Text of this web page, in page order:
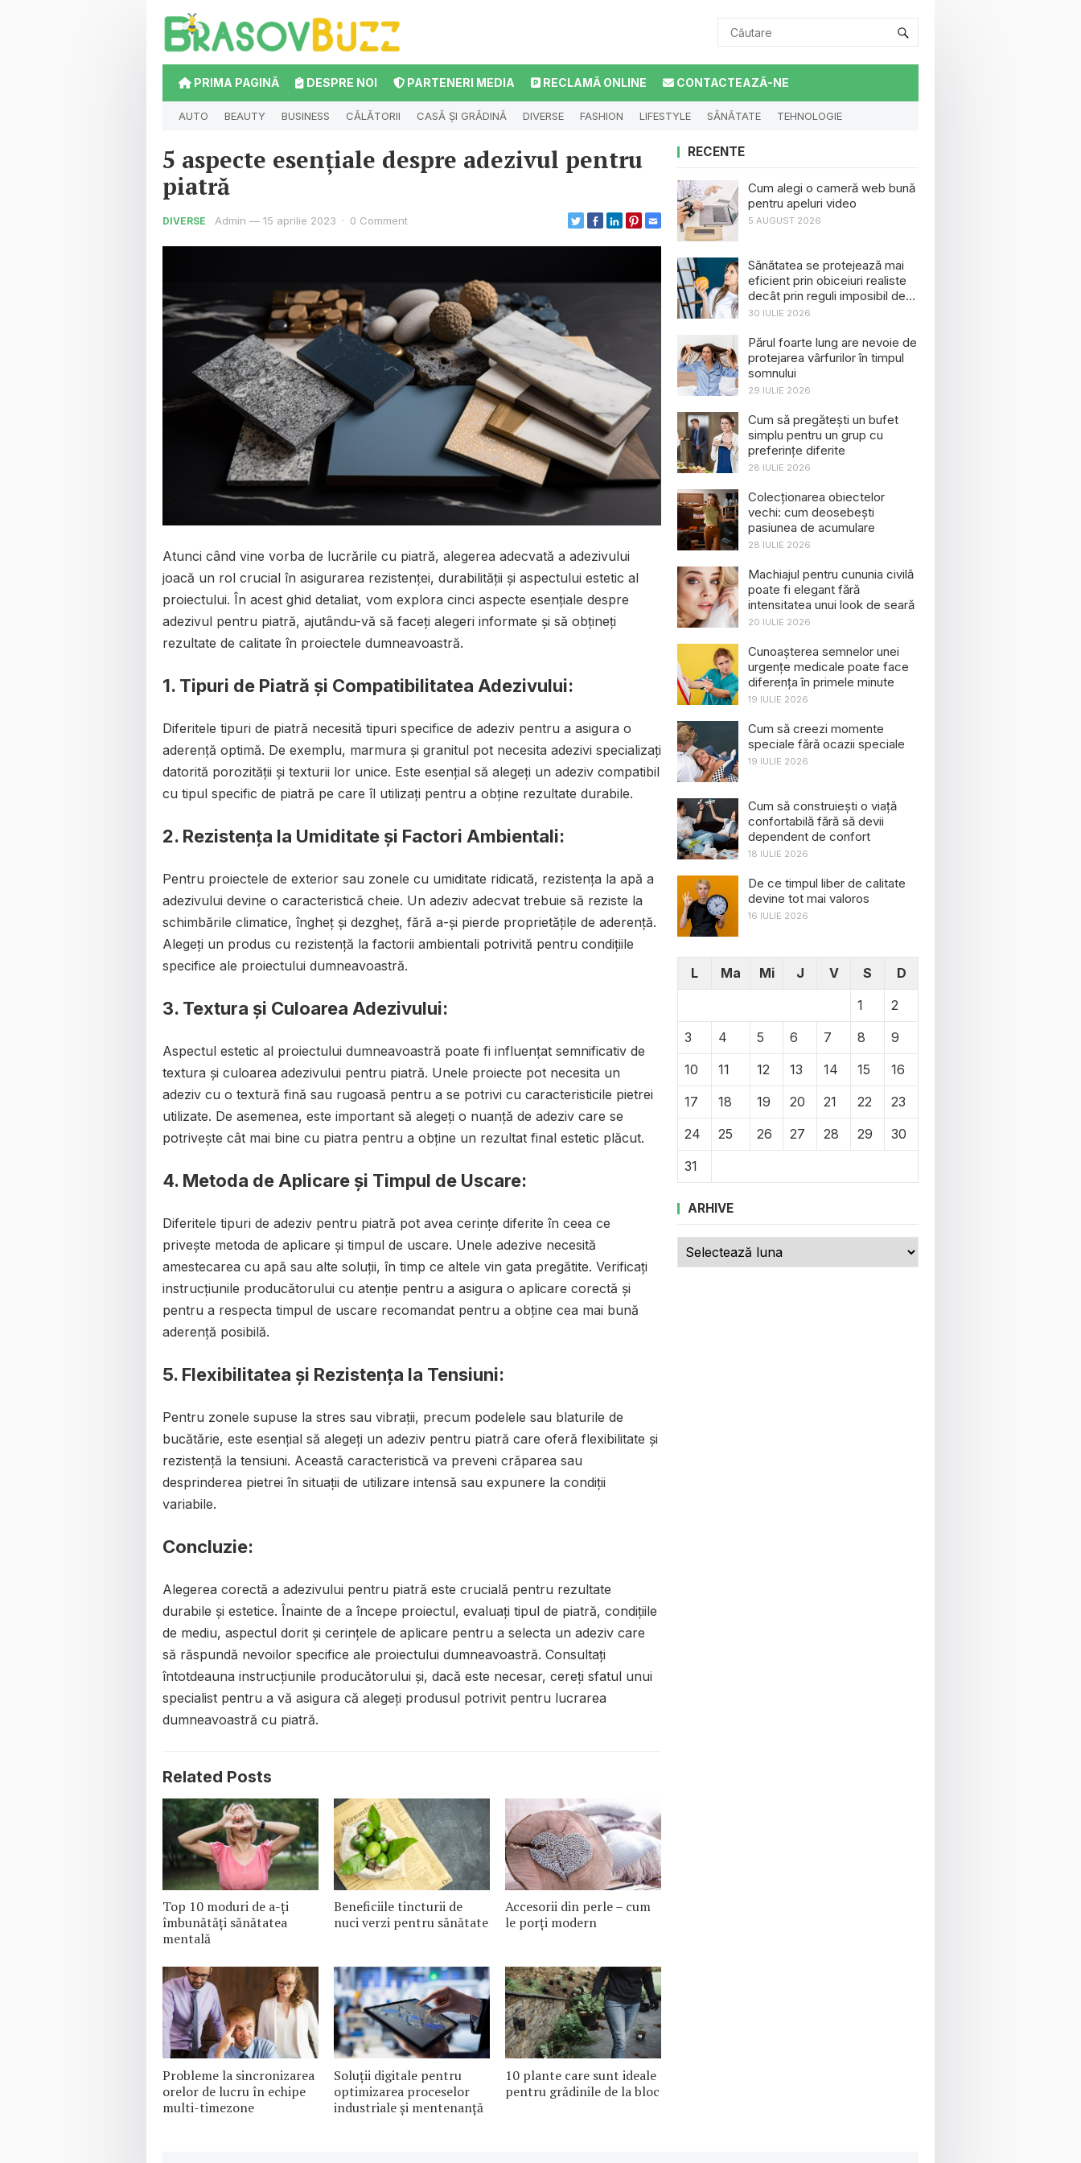
PRIMA PAGINĂ DESPRE NOI PARTENERI MEDIA RECLAMĂ ONLINE CONTACTEAZĂ-NE
AUTO BEAUTY BUSINESS CĂLĂTORII CASĂ ȘI GRĂDINĂ DIVERSE FASHION LIFESTYLE SĂNĂTATE TEHNOLOGIE
5 aspecte esențiale despre adezivul pentru
piatră
DIVERSE Admin — 15 aprilie 2023 · 0 Comment
Atunci când vine vorba de lucrările cu piatră, alegerea adecvată a adezivului
joacă un rol crucial în asigurarea rezistenței, durabilității și aspectului estetic al
proiectului. În acest ghid detaliat, vom explora cinci aspecte esențiale despre
adezivul pentru piatră, ajutându-vă să faceți alegeri informate și să obțineți
rezultate de calitate în proiectele dumneavoastră.
1. Tipuri de Piatră și Compatibilitatea Adezivului:
Diferitele tipuri de piatră necesită tipuri specifice de adeziv pentru a asigura o
aderență optimă. De exemplu, marmura și granitul pot necesita adezivi specializați
datorită porozității și texturii lor unice. Este esențial să alegeți un adeziv compatibil
cu tipul specific de piatră pe care îl utilizați pentru a obține rezultate durabile.
2. Rezistența la Umiditate și Factori Ambientali:
Pentru proiectele de exterior sau zonele cu umiditate ridicată, rezistența la apă a
adezivului devine o caracteristică cheie. Un adeziv adecvat trebuie să reziste la
schimbările climatice, îngheț și dezgheț, fără a-și pierde proprietățile de aderență.
Alegeți un produs cu rezistență la factorii ambientali potrivită pentru condițiile
specifice ale proiectului dumneavoastră.
3. Textura și Culoarea Adezivului:
Aspectul estetic al proiectului dumneavoastră poate fi influențat semnificativ de
textura și culoarea adezivului pentru piatră. Unele proiecte pot necesita un
adeziv cu o textură fină sau rugoasă pentru a se potrivi cu caracteristicile pietrei
utilizate. De asemenea, este important să alegeți o nuanță de adeziv care se
potrivește cât mai bine cu piatra pentru a obține un rezultat final estetic plăcut.
4. Metoda de Aplicare și Timpul de Uscare:
Diferitele tipuri de adeziv pentru piatră pot avea cerințe diferite în ceea ce
privește metoda de aplicare și timpul de uscare. Unele adezive necesită
amestecarea cu apă sau alte soluții, în timp ce altele vin gata pregătite. Verificați
instrucțiunile producătorului cu atenție pentru a asigura o aplicare corectă și
pentru a respecta timpul de uscare recomandat pentru a obține cea mai bună
aderență posibilă.
5. Flexibilitatea și Rezistența la Tensiuni:
Pentru zonele supuse la stres sau vibrații, precum podelele sau blaturile de
bucătărie, este esențial să alegeți un adeziv pentru piatră care oferă flexibilitate și
rezistență la tensiuni. Această caracteristică va preveni crăparea sau
desprinderea pietrei în situații de utilizare intensă sau expunere la condiții
variabile.
Concluzie:
Alegerea corectă a adezivului pentru piatră este crucială pentru rezultate
durabile și estetice. Înainte de a începe proiectul, evaluați tipul de piatră, condițiile
de mediu, aspectul dorit și cerințele de aplicare pentru a selecta un adeziv care
să răspundă nevoilor specifice ale proiectului dumneavoastră. Consultați
întotdeauna instrucțiunile producătorului și, dacă este necesar, cereți sfatul unui
specialist pentru a vă asigura că alegeți produsul potrivit pentru lucrarea
dumneavoastră cu piatră.
Related Posts
Top 10 moduri de a-ți
îmbunătăți sănătatea
mentală
Beneficiile tincturii de
nuci verzi pentru sănătate
Accesorii din perle – cum
le porți modern
Probleme la sincronizarea
orelor de lucru în echipe
multi-timezone
Soluții digitale pentru
optimizarea proceselor
industriale și mentenanță
10 plante care sunt ideale
pentru grădinile de la bloc
RECENTE
Cum alegi o cameră web bună
pentru apeluri video
5 AUGUST 2026
Sănătatea se protejează mai
eficient prin obiceiuri realiste
decât prin reguli imposibil de
menținut
30 IULIE 2026
Părul foarte lung are nevoie de
protejarea vârfurilor în timpul
somnului
29 IULIE 2026
Cum să pregătești un bufet
simplu pentru un grup cu
preferințe diferite
28 IULIE 2026
Colecționarea obiectelor
vechi: cum deosebești
pasiunea de acumulare
28 IULIE 2026
Machiajul pentru cununia civilă
poate fi elegant fără
intensitatea unui look de seară
20 IULIE 2026
Cunoașterea semnelor unei
urgențe medicale poate face
diferența în primele minute
19 IULIE 2026
Cum să creezi momente
speciale fără ocazii speciale
19 IULIE 2026
Cum să construiești o viață
confortabilă fără să devii
dependent de confort
18 IULIE 2026
De ce timpul liber de calitate
devine tot mai valoros
16 IULIE 2026
L Ma Mi J V S
D
1
2
3
4 5 6 7 8
9
10
11 12 13 14 15
16
17
18 19 20 21 22
23
24
25 26 27 28 29
30
31
ARHIVE
Arhive